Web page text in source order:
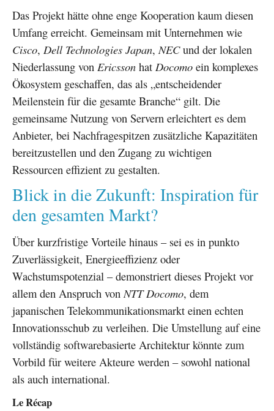
Das Projekt hätte ohne enge Kooperation kaum diesen
Umfang erreicht. Gemeinsam mit Unternehmen wie
Cisco, Dell Technologies Japan, NECund der lokalen
Niederlassung von Ericsson hat Docomo ein komplexes
Ökosystem geschaffen, das als „entscheidender
Meilenstein für die gesamte Branche“ gilt. Die
gemeinsame Nutzung von Servern erleichtert es dem
Anbieter, bei Nachfragespitzen zusätzliche Kapazitäten
bereitzustellen und den Zugang zu wichtigen
Ressourcen effizient zu gestalten.
Blick in die Zukunft: Inspiration für
den gesamten Markt?
Über kurzfristige Vorteile hinaus – sei es in punkto
Zuverlässigkeit, Energieeffizienz oder
Wachstumspotenzial – demonstriert dieses Projekt vor
allem den Anspruch von NTT Docomo, dem
japanischen Telekommunikationsmarkt einen echten
Innovationsschub zu verleihen. Die Umstellung auf eine
vollständig softwarebasierte Architektur könnte zum
Vorbild für weitere Akteure werden – sowohl national
als auch international.
Le Récap